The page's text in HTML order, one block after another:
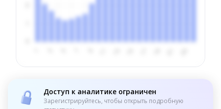
Доступ к аналитике ограничен
Зарегистрируйтесь, чтобы открыть подробную